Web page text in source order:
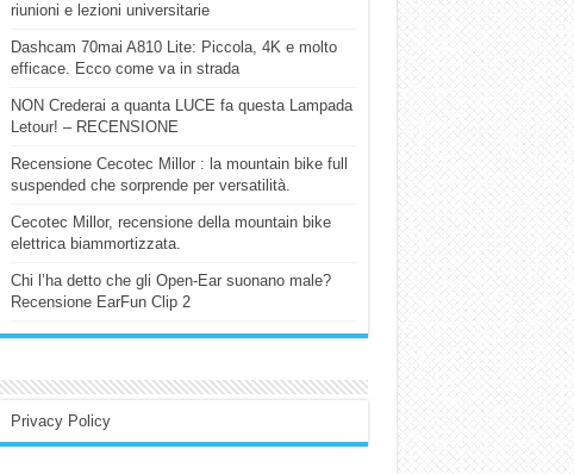
riunioni e lezioni universitarie
Dashcam 70mai A810 Lite: Piccola, 4K e molto
efficace. Ecco come va in strada
NON Crederai a quanta LUCE fa questa Lampada
Letour! – RECENSIONE
Recensione Cecotec Millor : la mountain bike full
suspended che sorprende per versatilità.
Cecotec Millor, recensione della mountain bike
elettrica biammortizzata.
Chi l’ha detto che gli Open-Ear suonano male?
Recensione EarFun Clip 2
Privacy Policy